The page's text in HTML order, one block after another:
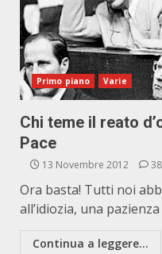
Primo piano Varie
Chi teme il reato
Pace
13 Novembre 2012 38
Ora basta! Tutti noi
all’idiozia, una
Continua a leggere...